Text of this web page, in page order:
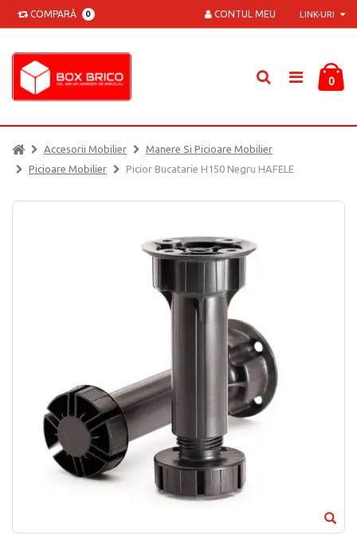
COMPARĂ 0 LINK-URI
CONTUL MEU
0
Accesorii Mobilier
Manere Si Picioare Mobilier
Picioare Mobilier
Picior Bucatarie H150 Negru HAFELE